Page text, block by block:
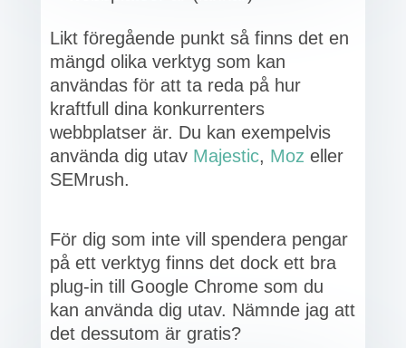
Likt föregående punkt så finns det en
mängd olika verktyg som kan
användas för att ta reda på hur
kraftfull dina konkurrenters
webbplatser är. Du kan exempelvis
använda dig utav Majestic, Moz eller
SEMrush.
För dig som inte vill spendera pengar
på ett verktyg finns det dock ett bra
plug-in till Google Chrome som du
kan använda dig utav. Nämnde jag att
det dessutom är gratis?